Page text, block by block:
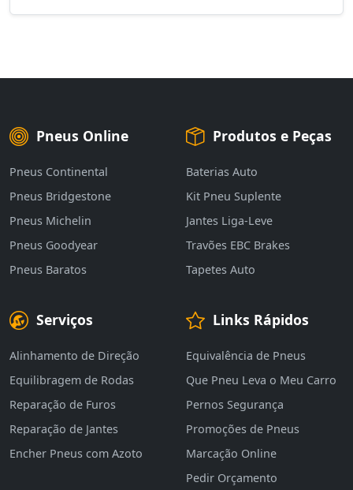
Pneus Online
Pneus Continental
Pneus Bridgestone
Pneus Michelin
Pneus Goodyear
Pneus Baratos
Produtos e Peças
Baterias Auto
Kit Pneu Suplente
Jantes Liga-Leve
Travões EBC Brakes
Tapetes Auto
Serviços
Alinhamento de Direção
Equilibragem de Rodas
Reparação de Furos
Reparação de Jantes
Encher Pneus com Azoto
Links Rápidos
Equivalência de Pneus
Que Pneu Leva o Meu Carro
Pernos Segurança
Promoções de Pneus
Marcação Online
Pedir Orçamento